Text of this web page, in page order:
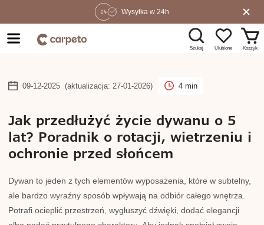
Wysyłka w 24h
Szukaj Ulubione Koszyk
09-12-2025 (aktualizacja: 27-01-2026) 4 min
Jak przedłużyć życie dywanu o 5
lat? Poradnik o rotacji, wietrzeniu i
ochronie przed słońcem
Dywan to jeden z tych elementów wyposażenia, które w subtelny,
ale bardzo wyraźny sposób wpływają na odbiór całego wnętrza.
Potrafi ocieplić przestrzeń, wygłuszyć dźwięki, dodać elegancji